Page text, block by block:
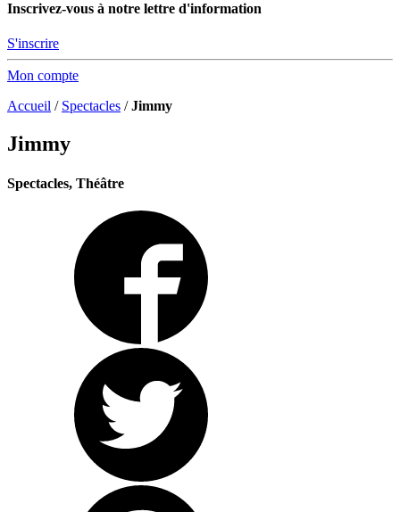
Inscrivez-vous à notre lettre d'information
S'inscrire
Mon compte
Accueil / Spectacles /Jimmy
Jimmy
Spectacles, Théâtre